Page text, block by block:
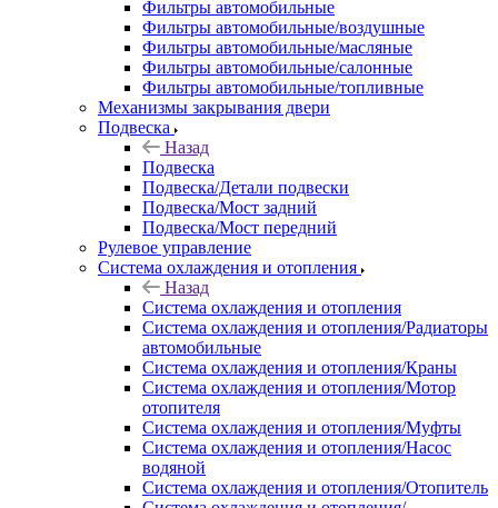
Фильтры автомобильные
Фильтры автомобильные/воздушные
Фильтры автомобильные/масляные
Фильтры автомобильные/салонные
Фильтры автомобильные/топливные
Механизмы закрывания двери
Подвеска
Назад
Подвеска
Подвеска/Детали подвески
Подвеска/Мост задний
Подвеска/Мост передний
Рулевое управление
Система охлаждения и отопления
Назад
Система охлаждения и отопления
Система охлаждения и отопления/Радиаторы
автомобильные
Система охлаждения и отопления/Краны
Система охлаждения и отопления/Мотор
отопителя
Система охлаждения и отопления/Муфты
Система охлаждения и отопления/Насос
водяной
Система охлаждения и отопления/Отопитель